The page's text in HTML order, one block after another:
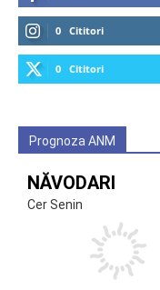
0 Cititori
0 Cititori
Prognoza ANM
NĂVODARI
Cer Senin